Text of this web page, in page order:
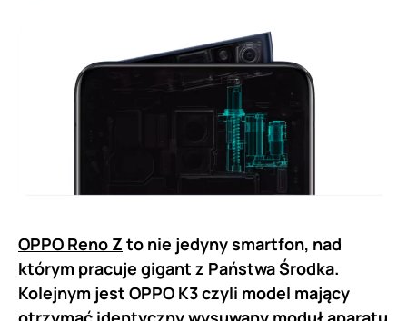
OPPO Reno Z to nie jedyny smartfon, nad
którym pracuje gigant z Państwa Środka.
Kolejnym jest OPPO K3 czyli model mający